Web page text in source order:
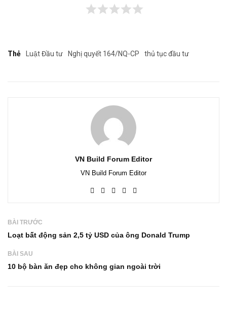
Thẻ Luật Đầu tư Nghị quyết 164/NQ-CP thủ tục đầu tư
VN Build Forum Editor
VN Build Forum Editor
BÀI TRƯỚC
Loạt bất động sản 2,5 tỷ USD của ông Donald Trump
BÀI SAU
10 bộ bàn ăn đẹp cho không gian ngoài trời